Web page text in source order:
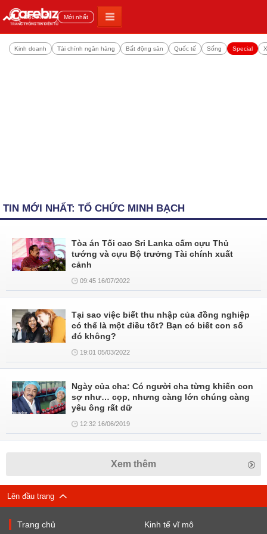
Đọc nhiều Mới nhất
Kinh doanh Tài chính ngân hàng Bất động sản Quốc tế Sống Special
TIN MỚI NHẤT: TỔ CHỨC MINH BẠCH
Tòa án Tối cao Sri Lanka cấm cựu Thủ
tướng và cựu Bộ trưởng Tài chính xuất
cảnh
09:45 16/07/2022
Tại sao việc biết thu nhập của đồng nghiệp
có thể là một điều tốt? Bạn có biết con số
đó không?
19:01 05/03/2022
Ngày của cha: Có người cha từng khiến con
sợ như… cọp, nhưng càng lớn chúng càng
yêu ông rất dữ
12:32 16/06/2019
Xem thêm
Lên đầu trang
Trang chủ Kinh tế vĩ mô